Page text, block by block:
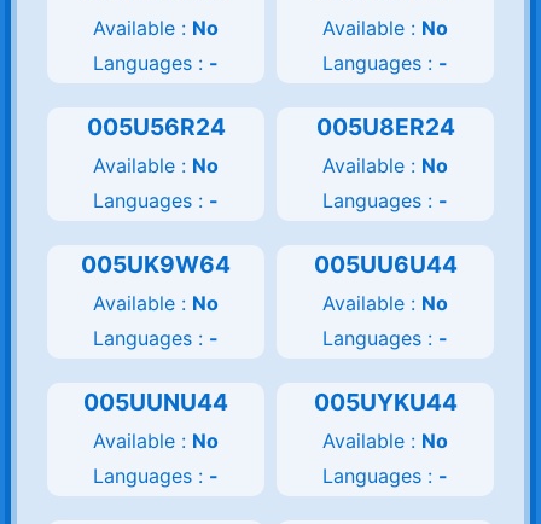
Available : No
Languages : -
Available : No
Languages : -
005U56R24
Available : No
Languages : -
005U8ER24
Available : No
Languages : -
005UK9W64
Available : No
Languages : -
005UU6U44
Available : No
Languages : -
005UUNU44
Available : No
Languages : -
005UYKU44
Available : No
Languages : -